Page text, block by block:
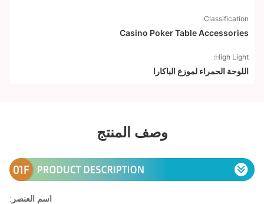
Classification:
Casino Poker Table Accessories
High Light:
اللوحة الحمراء لموزع الباكارا
وصف المنتج
اسم العنصر :